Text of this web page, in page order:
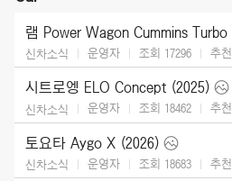
신차소식 운영자 조회 17296 추천
시트로엥 ELO Concept (2025)
신차소식 운영자 조회 18462 추천
토요타 Aygo X (2026)
신차소식 운영자 조회 18683 추천